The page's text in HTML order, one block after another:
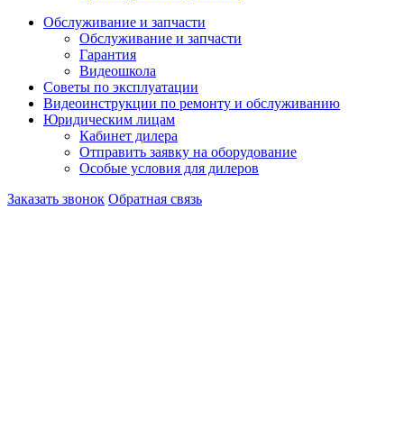
Обслуживание и запчасти
Обслуживание и запчасти
Гарантия
Видеошкола
Советы по эксплуатации
Видеоинструкции по ремонту и обслуживанию
Юридическим лицам
Кабинет дилера
Отправить заявку на оборудование
Особые условия для дилеров
Заказать звонок Обратная связь